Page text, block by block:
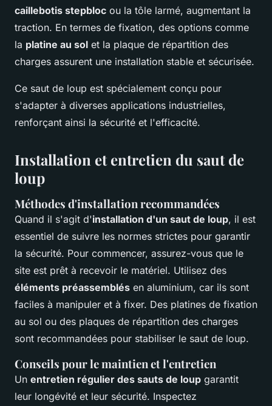
caillebotis stepbloc ou la tôle larmé, augmentant la
traction. En termes de fixation, des options comme
la platine au sol et la plaque de répartition des
charges assurent une installation stable et sécurisée.
Ce saut de loup est spécialement conçu pour
s'adapter à diverses applications industrielles,
renforçant ainsi la sécurité et l'efficacité.
Installation et entretien du saut de
loup
Méthodes d'installation recommandées
Quand il s'agit d'installation d'un saut de loup, il est
essentiel de suivre les normes strictes pour garantir
la sécurité. Pour commencer, assurez-vous que le
site est prêt à recevoir le matériel. Utilisez des
éléments préassemblés en aluminium, car ils sont
faciles à manipuler et à fixer. Des platines de fixation
au sol ou des plaques de répartition des charges
sont recommandées pour stabiliser le saut de loup.
Conseils pour le maintien et l'entretien
Un entretien régulier des sauts de loup garantit
leur longévité et leur sécurité. Inspectez